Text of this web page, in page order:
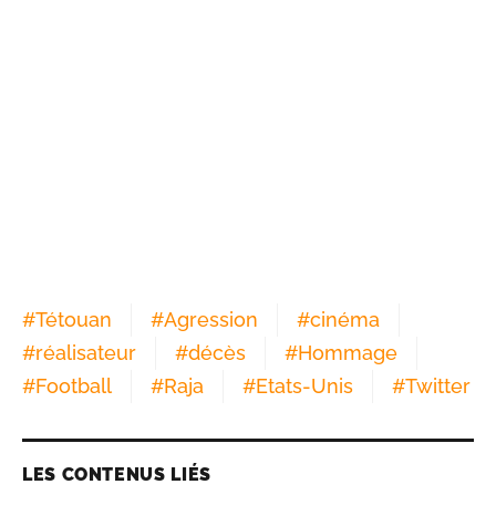
#Tétouan #Agression #cinéma
#réalisateur #décès #Hommage
#Football #Raja #Etats-Unis #Twitter
LES CONTENUS LIÉS